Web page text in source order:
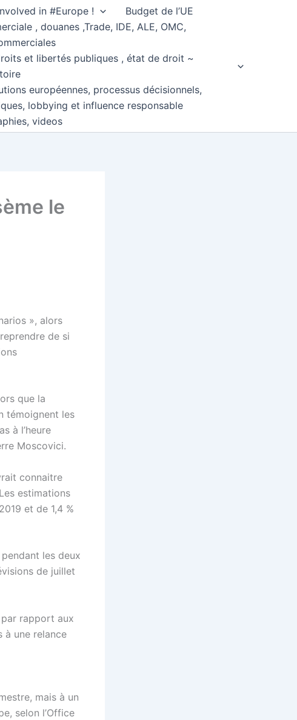
in #Europe !
Budget de l’UE
, douanes ,Trade, IDE, ALE, OMC,
et libertés publiques , état de droit ~
européennes, processus décisionnels,
lobbying et influence responsable
videos
le
», alors
de si
que la
témoignent les
à l’heure
Moscovici.
connaitre
estimations
et de 1,4 %
pendant les deux
de juillet
par rapport aux
à une relance
mais à un
selon l’Office